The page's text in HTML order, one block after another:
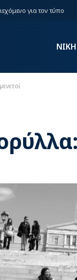
για τον τύπο
ΝΙΚΗ